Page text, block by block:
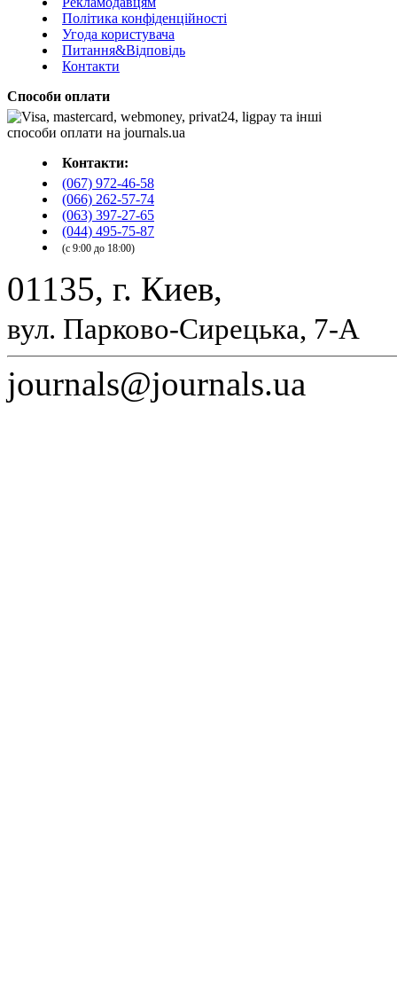
Політика конфіденційності
Угода користувача
Питання&Відповідь
Контакти
Способи оплати
Контакти:
(067) 972-46-58
(066) 262-57-74
(063) 397-27-65
(044) 495-75-87
(с 9:00 до 18:00)
01135, г. Киев,
вул. Парково-Сирецька, 7-А
journals@journals.ua